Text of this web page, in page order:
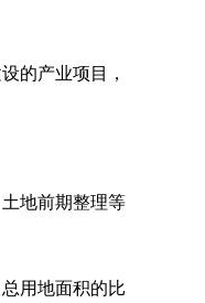
的产业项目，
地前期整理等
用地面积的比